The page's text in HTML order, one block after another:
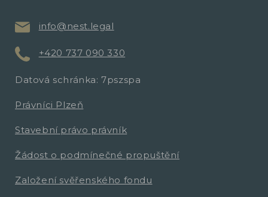
info@nest.legal
+420 737 090 330
Datová schránka: 7pszspa
Právníci Plzeň
Stavební právo právník
Žádost o podmínečné propuštění
Založení svěřenského fondu